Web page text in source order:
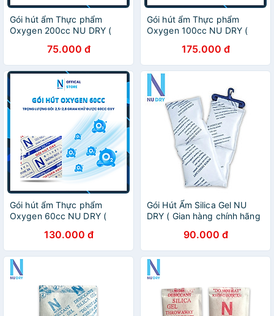
Gói hút ẩm Thực phẩm
Oxygen 200cc NU DRY (
cho Bánh Trung Thu,các loại
bánh, cá khô
75.000 đ
Gói hút ẩm Thực phẩm
Oxygen 100cc NU DRY (
cho Bánh Trung Thu,các loại
bánh, cá khô
175.000 đ
Gói hút ẩm Thực phẩm
Oxygen 60cc NU DRY (
cho Bánh Trung Thu,các loại
bánh, cá khô
130.000 đ
Gói Hút Ẩm Silica Gel NU
DRY ( Gian hàng chính hãng
áo giày dép đóng túi 1Kg
90.000 đ